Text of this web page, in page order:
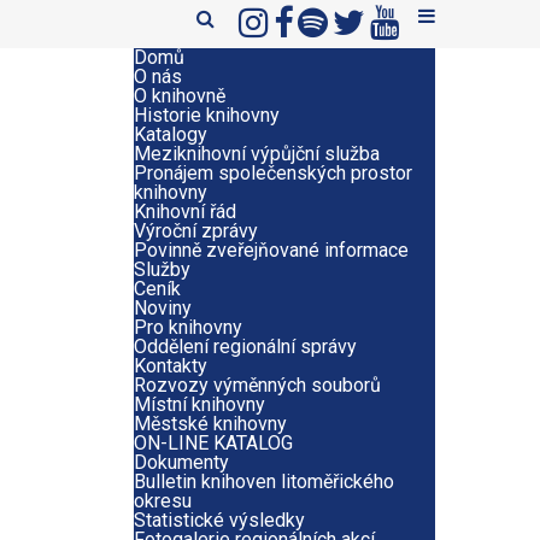
Domů
O nás
O knihovně
Historie knihovny
Katalogy
Meziknihovní výpůjční služba
Pronájem společenských prostor
knihovny
Knihovní řád
Výroční zprávy
Povinně zveřejňované informace
Služby
Ceník
Noviny
Pro knihovny
Oddělení regionální správy
Kontakty
Rozvozy výměnných souborů
Místní knihovny
Městské knihovny
ON-LINE KATALOG
Dokumenty
Bulletin knihoven litoměřického
okresu
Statistické výsledky